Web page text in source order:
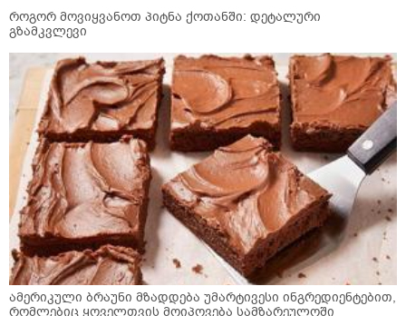
როგორ მოვიყვანოთ პიტნა ქოთანში: დეტალური
გზამკვლევი
ამერიკული ბრაუნი მზადდება უმარტივესი ინგრედიენტებით,
რომლებიც ყოველთვის მოიპოვება სამზარეულოში